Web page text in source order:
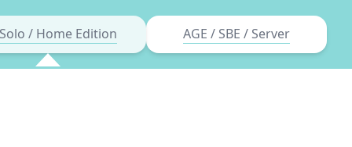
/ Home Edition AGE / SBE / Server